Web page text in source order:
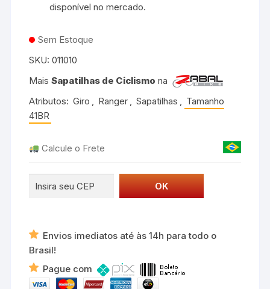
disponível no mercado.
Sem Estoque
SKU:011010
MaisSapatilhas de Ciclismo na
Atributos: Giro , Ranger , Sapatilhas , Tamanho
41BR
Calcule o Frete
Envios imediatos até às 14h para todo o
Brasil!
Pague com